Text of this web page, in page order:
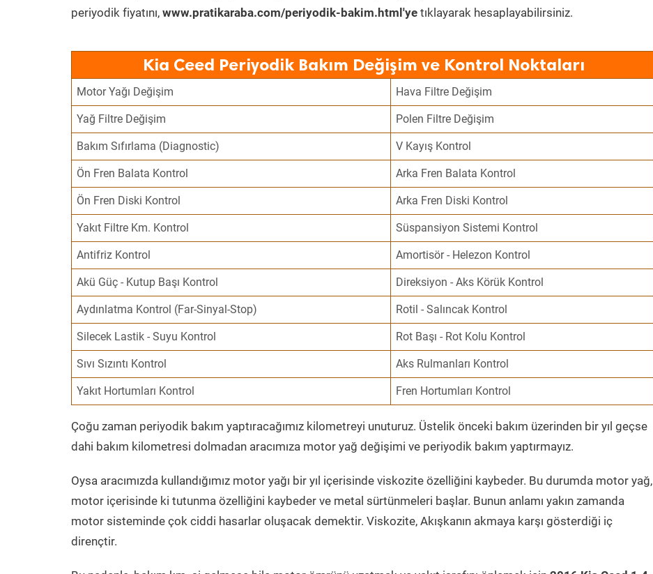
periyodik fiyatını, www.pratikaraba.com/periyodik-bakim.html'ye tıklayarak hesaplayabilirsiniz.
Kia Ceed Periyodik Bakım Değişim ve Kontrol Noktaları
Motor Yağı Değişim Hava Filtre Değişim
Yağ Filtre Değişim Polen Filtre Değişim
Bakım Sıfırlama (Diagnostic) V Kayış Kontrol
Ön Fren Balata Kontrol Arka Fren Balata Kontrol
Ön Fren Diski Kontrol Arka Fren Diski Kontrol
Yakıt Filtre Km. Kontrol Süspansiyon Sistemi Kontrol
Antifriz Kontrol Amortisör - Helezon Kontrol
Akü Güç - Kutup Başı Kontrol Direksiyon - Aks Körük Kontrol
Aydınlatma Kontrol (Far-Sinyal-Stop) Rotil - Salıncak Kontrol
Silecek Lastik - Suyu Kontrol Rot Başı - Rot Kolu Kontrol
Sıvı Sızıntı Kontrol Aks Rulmanları Kontrol
Yakıt Hortumları Kontrol Fren Hortumları Kontrol
Çoğu zaman periyodik bakım yaptıracağımız kilometreyi unuturuz. Üstelik önceki bakım üzerinden bir yıl geçse
dahi bakım kilometresi dolmadan aracımıza motor yağ değişimi ve periyodik bakım yaptırmayız.
Oysa aracımızda kullandığımız motor yağı bir yıl içerisinde viskozite özelliğini kaybeder. Bu durumda motor yağ,
motor içerisinde ki tutunma özelliğini kaybeder ve metal sürtünmeleri başlar. Bunun anlamı yakın zamanda
motor sisteminde çok ciddi hasarlar oluşacak demektir. Viskozite, Akışkanın akmaya karşı gösterdiği iç
dirençtir.